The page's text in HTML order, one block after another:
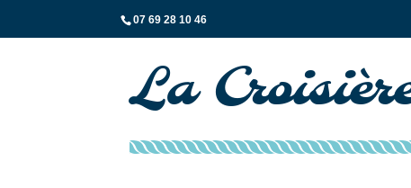
07 69 28 10 46
La